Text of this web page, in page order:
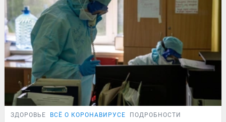
ЗДОРОВЬЕ ВСЁ О КОРОНАВИРУСЕ ПОДРОБНОСТИ